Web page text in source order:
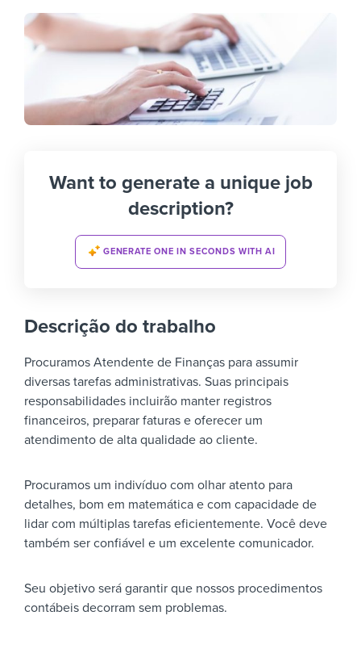
Want to generate a unique job
description?
GENERATE ONE IN SECONDS WITH AI
Descrição do trabalho
Procuramos Atendente de Finanças para assumir
diversas tarefas administrativas. Suas principais
responsabilidades incluirão manter registros
financeiros, preparar faturas e oferecer um
atendimento de alta qualidade ao cliente.
Procuramos um indivíduo com olhar atento para
detalhes, bom em matemática e com capacidade de
lidar com múltiplas tarefas eficientemente. Você deve
também ser confiável e um excelente comunicador.
Seu objetivo será garantir que nossos procedimentos
contábeis decorram sem problemas.